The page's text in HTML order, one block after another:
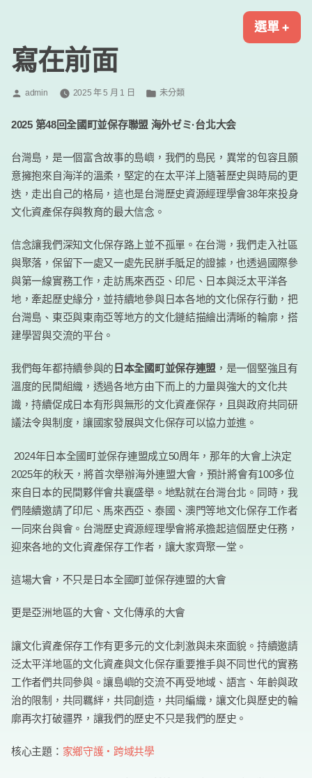
選單+
開
合
寫在前面
分
admin 2025 年 5 月 1 日
發
於
未分類
2025 第48回全國町並保存聯盟 海外ゼミ·台北大会
台灣島，是一個富含故事的島嶼，我們的島民，異常的包容且願
意擁抱來自海洋的溫柔，堅定的在太平洋上隨著歷史與時局的更
迭，走出自己的格局，這也是台灣歷史資源經理學會38年來投身
文化資產保存與教育的最大信念。
信念讓我們深知文化保存路上並不孤單。在台灣，我們走入社區
與聚落，保留下一處又一處先民胼手胝足的證據，也透過國際參
與第一線實務工作，走訪馬來西亞、印尼、日本與泛太平洋各
地，牽起歷史緣分，並持續地參與日本各地的文化保存行動，把
台灣島、東亞與東南亞等地方的文化鏈結描繪出清晰的輪廓，搭
建學習與交流的平台。
我們每年都持續參與的 日本全國町並保存連盟 ，是一個堅強且有
溫度的民間組織，透過各地方由下而上的力量與強大的文化共
識，持續促成日本有形與無形的文化資產保存，且與政府共同研
議法令與制度，讓國家發展與文化保存可以協力並進。
2024年日本全國町並保存連盟成立50周年，那年的大會上決定
2025年的秋天，將首次舉辦海外連盟大會，預計將會有100多位
來自日本的民間夥伴會共襄盛舉。地點就在台灣台北。同時，我
們陸續邀請了印尼、馬來西亞、泰國、澳門等地文化保存工作者
一同來台與會。台灣歷史資源經理學會將承擔起這個歷史任務，
迎來各地的文化資產保存工作者，讓大家齊聚一堂。
這場大會，不只是日本全國町並保存連盟的大會
更是亞洲地區的大會、文化傳承的大會
讓文化資產保存工作有更多元的文化刺激與未來面貌。持續邀請
泛太平洋地區的文化資產與文化保存重要推手與不同世代的實務
工作者們共同參與。讓島嶼的交流不再受地域、語言、年齡與政
治的限制，共同羈絆，共同創造，共同編織，讓文化與歷史的輪
廓再次打破疆界，讓我們的歷史不只是我們的歷史。
核心主題： 家鄉守護‧跨域共學